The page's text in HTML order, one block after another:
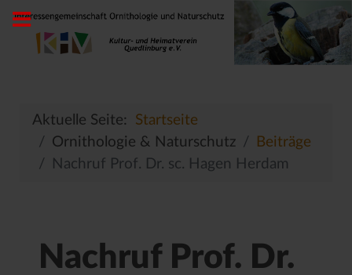
Aktuelle Seite: Startseite
Ornithologie & Naturschutz
Beiträge
Nachruf Prof. Dr. sc. Hagen Herdam
Nachruf Prof. Dr.